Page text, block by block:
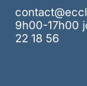
9h00-17h00
22 18 56